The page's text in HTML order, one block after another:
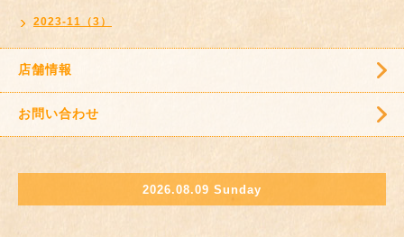
2023-11（3）
店舗情報
お問い合わせ
2026.08.09 Sunday